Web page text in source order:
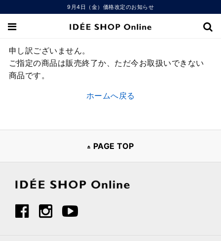
9月4日（金）価格改定のお知らせ
申し訳ございません。
ご指定の商品は販売終了か、ただ今お取扱いできない
商品です。
ホームへ戻る
PAGE TOP